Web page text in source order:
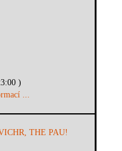
)
...
THE PAU!